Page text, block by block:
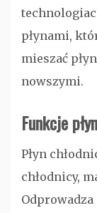
płynami,
mieszać
nowszymi.
Funkcje
Płyn
chłodnicy,